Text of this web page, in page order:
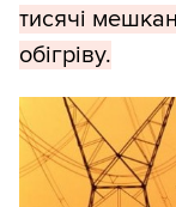
тисячі
обігріву.